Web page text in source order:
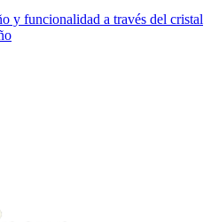
y funcionalidad a través del cristal